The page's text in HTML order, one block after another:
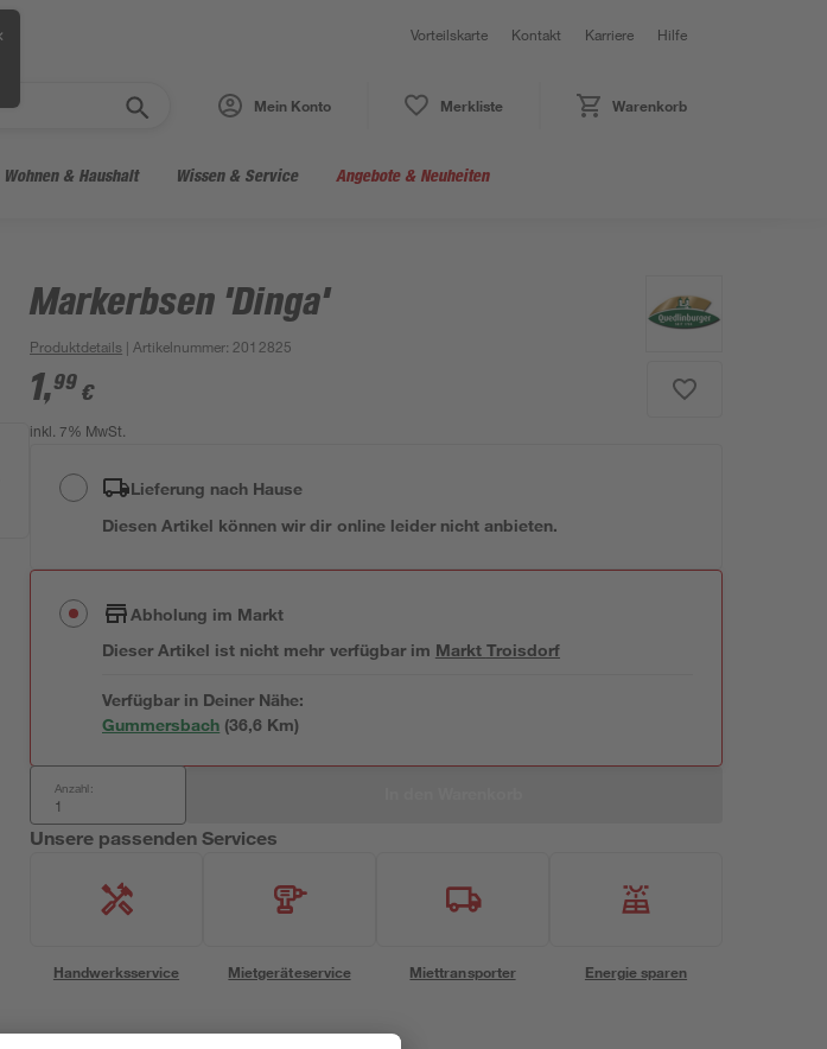
Vorteilskarte Kontakt Karriere Hilfe
Mein Konto Merkliste Warenkorb
Wohnen & Haushalt Wissen & Service Angebote & Neuheiten
Markerbsen 'Dinga'
Produktdetails | Artikelnummer: 2012825
1,99 €
inkl. 7% MwSt.
Lieferung nach Hause
Diesen Artikel können wir dir online leider nicht anbieten.
Abholung im Markt
Dieser Artikel ist nicht mehr verfügbar im Markt Troisdorf
Verfügbar in Deiner Nähe:
Gummersbach (36,6 Km)
Anzahl:
Unsere passenden Services
Handwerksservice Mietgeräteservice Miettransporter Energie sparen